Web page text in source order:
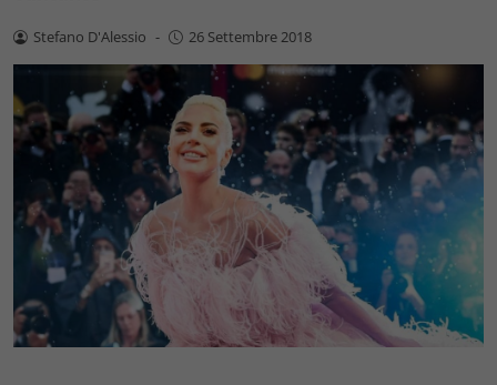
Stefano D'Alessio - 26 Settembre 2018